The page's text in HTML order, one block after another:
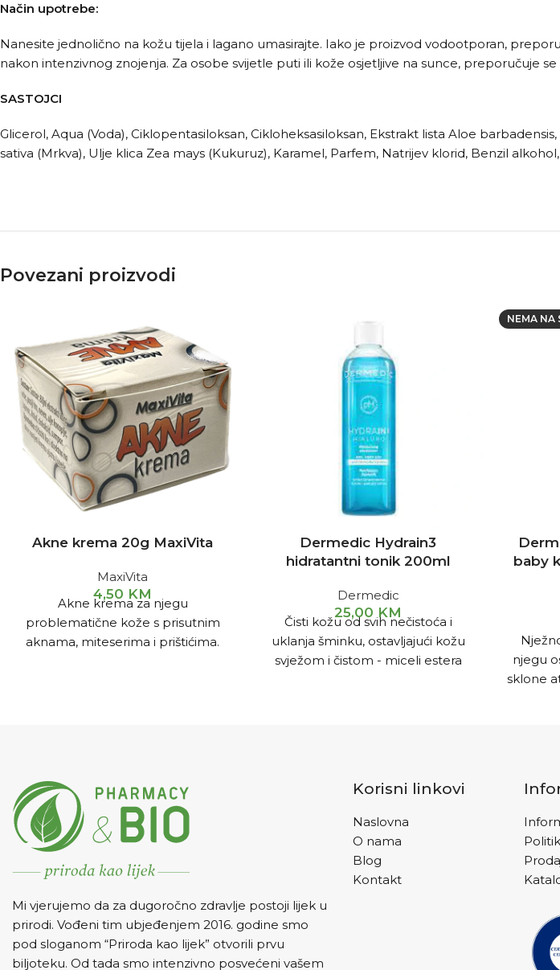
Način upotrebe:
Nanesite jednolično na kožu tijela i lagano umasirajte. Iako je proizvod vodootporan,
nakon intenzivnog znojenja. Za osobe svijetle puti ili kože osjetljive na sunce, preporučuje
SASTOJCI
Glicerol, Aqua (Voda), Ciklopentasiloksan, Cikloheksasiloksan, Ekstrakt lista Aloe
sativa (Mrkva), Ulje klica Zea mays (Kukuruz), Karamel, Parfem, Natrijev klorid, Benzil
Povezani proizvodi
Akne krema 20g MaxiVita
MaxiVita
4,50 KM
Akne krema za njegu
problematične kože s prisutnim
aknama, miteserima i prištićima.
Dermedic Hydrain3
hidratantni tonik 200ml
Dermedic
25,00 KM
Čisti kožu od svih nečistoća i
uklanja šminku, ostavljajući kožu
svježom i čistom - miceli estera
NEMA NA
baby
njegu
sklone
Mi vjerujemo da za dugoročno zdravlje postoji lijek u
prirodi. Vođeni tim ubjeđenjem 2016. godine smo
pod sloganom “Priroda kao lijek” otvorili prvu
biljoteku. Od tada smo intenzivno posvećeni vašem
Korisni linkovi
Naslovna
O nama
Blog
Kontakt